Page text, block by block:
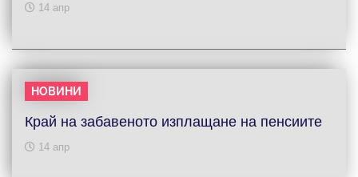
14 апр
НОВИНИ
Край на забавеното изплащане на пенсиите
14 апр